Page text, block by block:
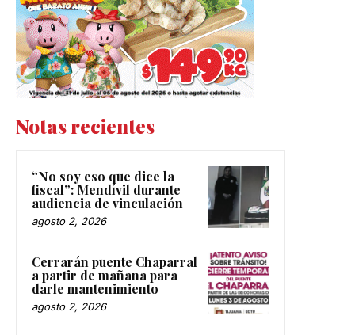
Notas recientes
“No soy eso que dice la
fiscal”: Mendívil durante
audiencia de vinculación
agosto 2, 2026
Cerrarán puente Chaparral
a partir de mañana para
darle mantenimiento
agosto 2, 2026